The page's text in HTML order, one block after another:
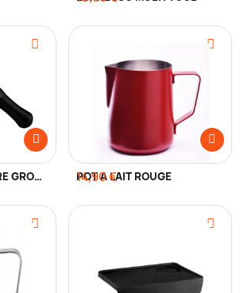
BROSSE CIRCULAIRE GROUPE ESPRESSO POT À LAIT ROUGE
14,90 €